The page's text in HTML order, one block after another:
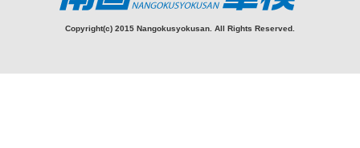
Copyright(c) 2015 Nangokusyokusan. All Rights Reserved.